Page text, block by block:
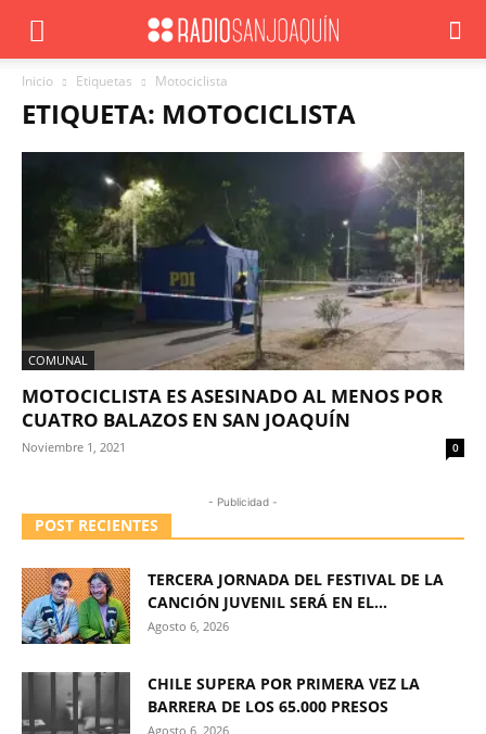
Inicio Etiquetas Motociclista
ETIQUETA: MOTOCICLISTA
COMUNAL
MOTOCICLISTA ES ASESINADO AL MENOS POR
CUATRO BALAZOS EN SAN JOAQUÍN
Noviembre 1, 2021 0
- Publicidad -
POST RECIENTES
TERCERA JORNADA DEL FESTIVAL DE LA
CANCIÓN JUVENIL SERÁ EN EL...
Agosto 6, 2026
CHILE SUPERA POR PRIMERA VEZ LA
BARRERA DE LOS 65.000 PRESOS
Agosto 6, 2026